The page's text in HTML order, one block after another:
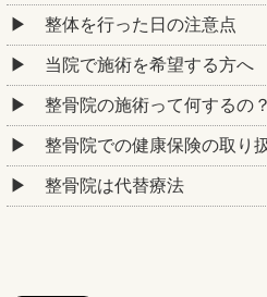
整体を行った日の注意点
当院で施術を希望する方へ
整骨院の施術って何するの？
整骨院での健康保険の取り
整骨院は代替療法